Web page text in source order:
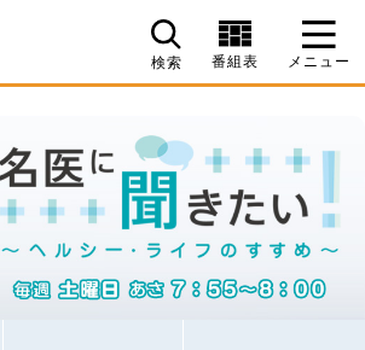
検索 番組表 メニュー